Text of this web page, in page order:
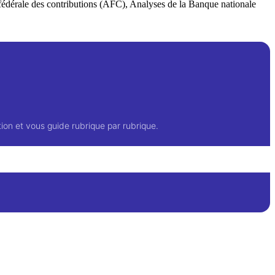
des contributions (AFC), Analyses de la Banque nationale
et vous guide rubrique par rubrique.